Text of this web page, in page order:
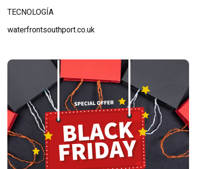
TECNOLOGÍA
waterfrontsouthport.co.uk